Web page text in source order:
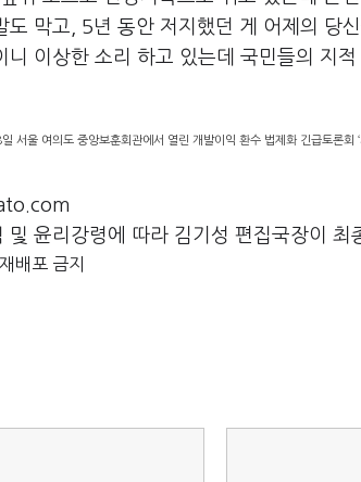
도 막고, 5년 동안 저지했던 게 어제의 당
이상한 소리 하고 있는데 국민들의 지
서울 여의도 중앙보훈회관에서 열린 개발이익 환수 법제화 긴급토론회
윤리강령에 따라 김기성 편집국장이 최
배포 금지